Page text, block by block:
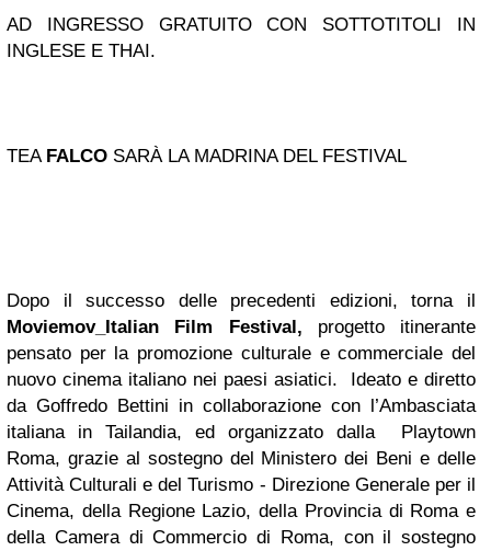
AD INGRESSO GRATUITO CON SOTTOTITOLI IN
INGLESE E THAI.
TEA FALCO SARÀ LA MADRINA DEL FESTIVAL
Dopo il successo delle precedenti edizioni, torna il
Moviemov_Italian Film Festival, progetto itinerante
pensato per la promozione culturale e commerciale del
nuovo cinema italiano nei paesi asiatici. Ideato e diretto
da Goffredo Bettini in collaborazione con l’Ambasciata
italiana in Tailandia, ed organizzato dalla Playtown
Roma, grazie al sostegno del Ministero dei Beni e delle
Attività Culturali e del Turismo - Direzione Generale per il
Cinema, della Regione Lazio, della Provincia di Roma e
della Camera di Commercio di Roma, con il sostegno